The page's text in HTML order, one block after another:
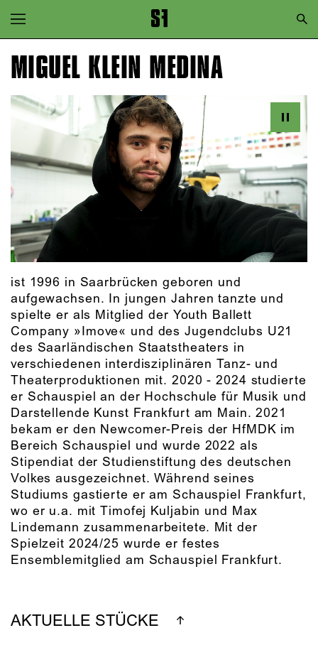
Zur Hauptnavigation springen
Zum Hauptinhalt springen
MIGUEL KLEIN MEDINA
ist 1996 in Saarbrücken geboren und
aufgewachsen. In jungen Jahren tanzte und
spielte er als Mitglied der Youth Ballett
Company »Imove« und des Jugendclubs U21
des Saarländischen Staatstheaters in
verschiedenen interdisziplinären Tanz- und
Theaterproduktionen mit. 2020 - 2024 studierte
er Schauspiel an der Hochschule für Musik und
Darstellende Kunst Frankfurt am Main. 2021
bekam er den Newcomer-Preis der HfMDK im
Bereich Schauspiel und wurde 2022 als
Stipendiat der Studienstiftung des deutschen
Volkes ausgezeichnet. Während seines
Studiums gastierte er am Schauspiel Frankfurt,
wo er u.a. mit Timofej Kuljabin und Max
Lindemann zusammenarbeitete. Mit der
Spielzeit 2024/25 wurde er festes
Ensemblemitglied am Schauspiel Frankfurt.
AKTUELLE STÜCKE